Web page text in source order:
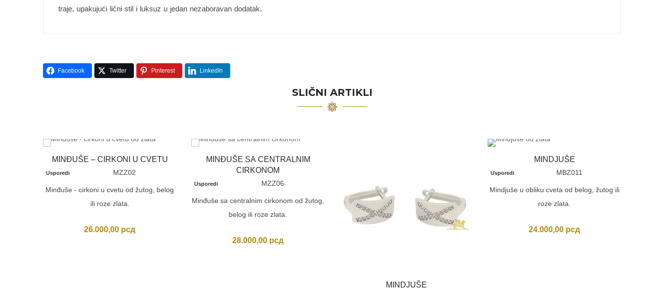
traje, upakujući lični stil i luksuz u jedan nezaboravan dodatak.
Facebook Twitter Pinterest LinkedIn
SLIČNI ARTIKLI
MINĐUŠE – CIRKONI U CVETU
Usporedi MZZ02
Minđuše - cirkoni u cvetu od žutog, belog
ili roze zlata.
26.000,00 рсд
MINĐUŠE SA CENTRALNIM
CIRKONOM
Usporedi MZZ06
Minđuše sa centralnim cirkonom od žutog,
belog ili roze zlata.
28.000,00 рсд
MINDJUŠE
MINDJUŠE
Usporedi MBZ011
Mindjuše u obliku cveta od belog, žutog ili
roze zlata.
24.000,00 рсд